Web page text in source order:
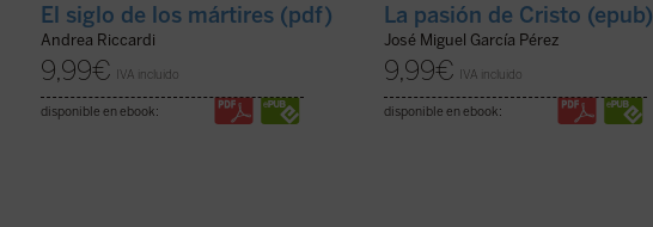
El siglo de los mártires (pdf)
Andrea Riccardi
9,99€ IVA incluido
disponible en ebook:
La pasión de Cristo (epub)
José Miguel García Pérez
9,99€ IVA incluido
disponible en ebook: